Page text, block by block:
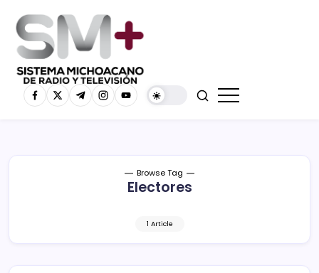
Browse Tag
Electores
1 Article